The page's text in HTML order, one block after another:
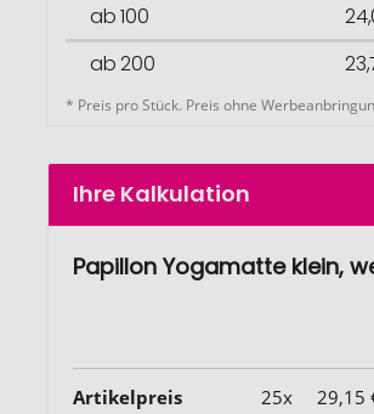
ab 100
ab 200
* Preis pro Stück. Preis ohne
Ihre Kalkulation
Papillon Yogamatte klein,
Artikelpreis 25x 29,15